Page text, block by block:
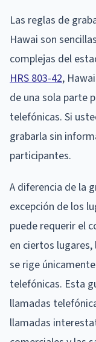
Las reglas de
Hawai son
complejas del
HRS 803-42,
de una sola parte
telefónicas. Si
grabarla sin
participantes.
A diferencia de la
excepción de los
puede requerir el
en ciertos
se rige
telefónicas. Esta
llamadas
llamadas